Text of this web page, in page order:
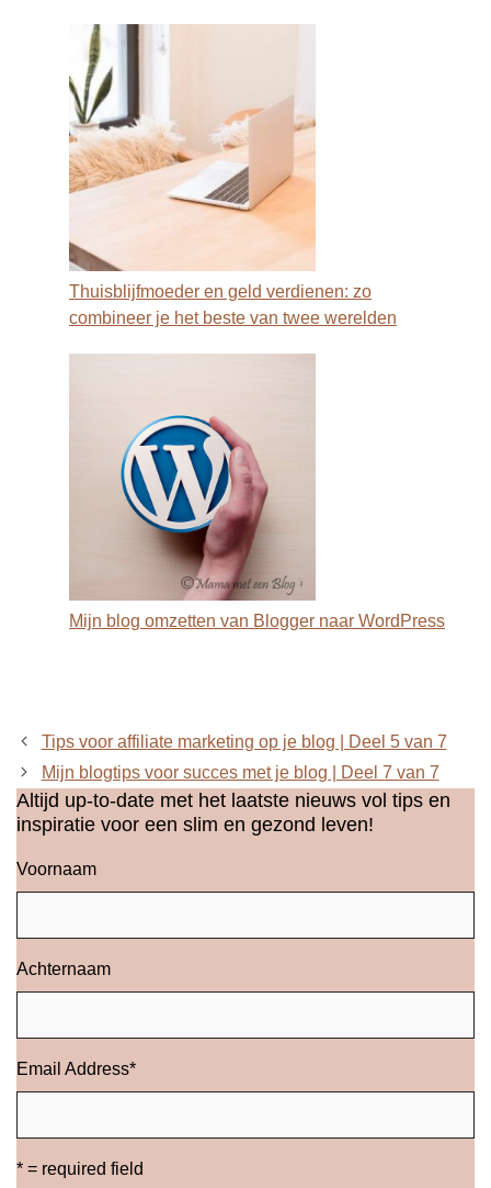
Thuisblijfmoeder en geld verdienen: zo
combineer je het beste van twee werelden
Mijn blog omzetten van Blogger naar WordPress
Tips voor affiliate marketing op je blog | Deel 5 van 7
Mijn blogtips voor succes met je blog | Deel 7 van 7
Altijd up-to-date met het laatste nieuws vol tips en
inspiratie voor een slim en gezond leven!
Voornaam
Achternaam
Email Address*
* = required field